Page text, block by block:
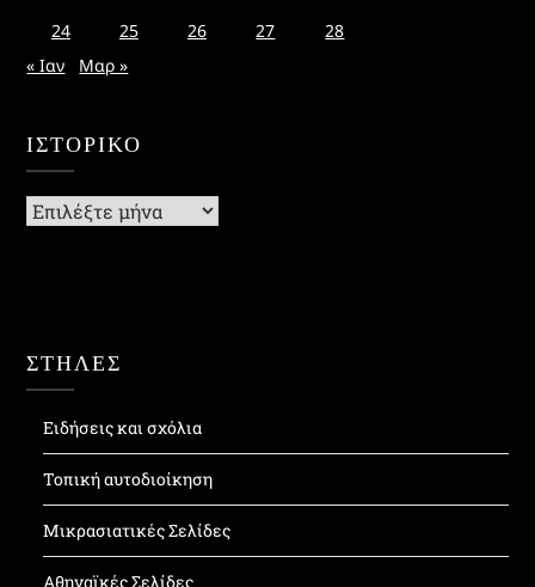
24
25 26 27
28
« Ιαν
Μαρ »
ΙΣΤΟΡΙΚΌ
Ιστορικό
ΣΤΗΛΕΣ
Ειδήσεις και σχόλια
Τοπική αυτοδιοίκηση
Μικρασιατικές Σελίδες
Αθηναϊκές Σελίδες